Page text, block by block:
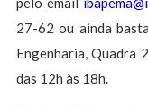
27-62 ou ainda
Engenharia, Quadra
das 12h às 18h.